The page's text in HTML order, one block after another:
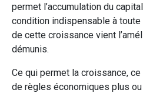
permet l’accumulation du
condition indispensable à
de cette croissance vient
démunis.
Ce qui permet la croissance,
de règles économiques plus